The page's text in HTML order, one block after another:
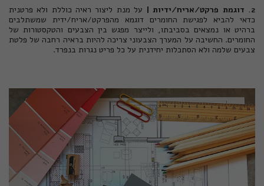
2. דוגמת פרקט/אריח/ידיות |
על מנת ליצור ראיה כוללת ולא פרטנית
כדאי להביא לפגישת החומרים דוגמא מהפרקט/אריח/ידית שמשתלבים
ברהיט או נמצאים בסביבתו, ולייצר מפגש בין הצבעים והטקסטורות של
החומרים. החשיבה על המערך הצבעוני צריכה להיות בראיה רחבה של פלטת
צבעים שלמה ולא הסתכלות יחידנית על כל פריט נגרות בנפרד.